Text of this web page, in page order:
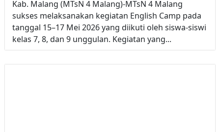
Kab. Malang (MTsN 4 Malang)-MTsN 4 Malang
sukses melaksanakan kegiatan English Camp pada
tanggal 15–17 Mei 2026 yang diikuti oleh siswa-siswi
kelas 7, 8, dan 9 unggulan. Kegiatan yang...